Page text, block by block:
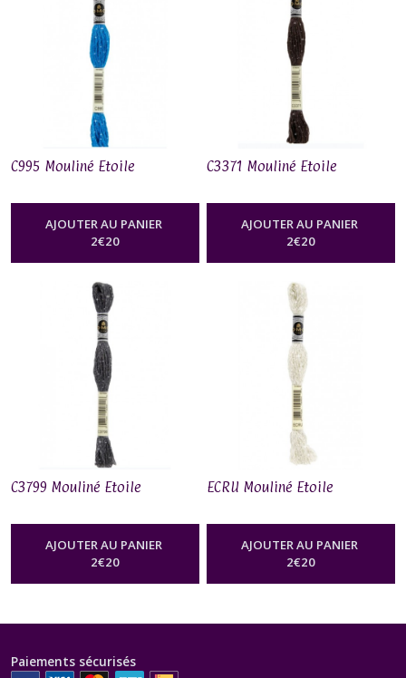
C995 Mouliné Etoile
AJOUTER AU PANIER
2€20
C3371 Mouliné Etoile
AJOUTER AU PANIER
2€20
C3799 Mouliné Etoile
AJOUTER AU PANIER
2€20
ECRU Mouliné Etoile
AJOUTER AU PANIER
2€20
Paiements sécurisés